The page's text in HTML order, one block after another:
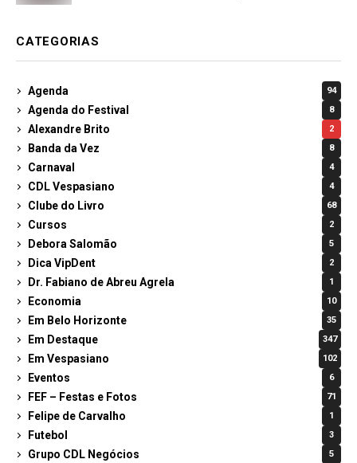
CATEGORIAS
Agenda 94
Agenda do Festival 8
Alexandre Brito 2
Banda da Vez 8
Carnaval 4
CDL Vespasiano 4
Clube do Livro 68
Cursos 2
Debora Salomão 5
Dica VipDent 2
Dr. Fabiano de Abreu Agrela 1
Economia 10
Em Belo Horizonte 35
Em Destaque 347
Em Vespasiano 102
Eventos 6
FEF – Festas e Fotos 71
Felipe de Carvalho 1
Futebol 3
Grupo CDL Negócios 5